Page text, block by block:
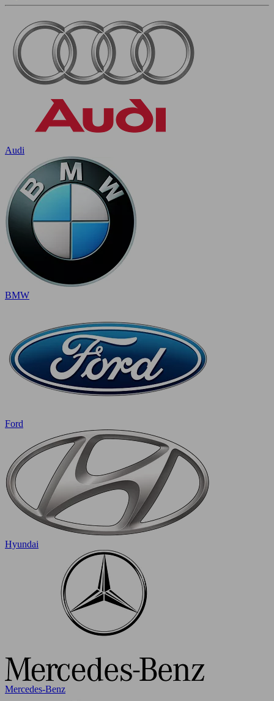
Audi
BMW
Ford
Hyundai
Mercedes-Benz